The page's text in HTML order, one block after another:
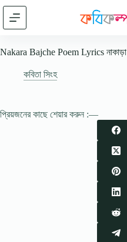
Skip
content
Nakara Bajche Poem Lyrics নাকাড়া
কবিতা সিংহ
প্রিয়জনের কাছে শেয়ার করুন :—